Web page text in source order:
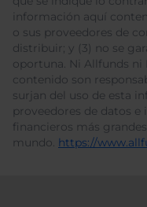
información aquí
o sus proveedores de
distribuir; y (3) no se
oportuna. Ni Allfunds ni
contenido son
surjan del uso de esta
proveedores de datos
financieros más grandes
mundo. https://